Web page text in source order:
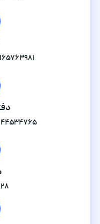
۰۲۱۶۵۷۶۳۹۸۱ و
۰۲۱۴۴۵۳۴۷۶۵ و